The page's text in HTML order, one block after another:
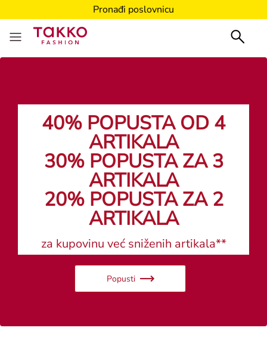
Pronađi poslovnicu
40% POPUSTA OD 4
ARTIKALA
30% POPUSTA ZA 3
ARTIKALA
20% POPUSTA ZA 2
ARTIKALA
za kupovinu već sniženih artikala**
Popusti